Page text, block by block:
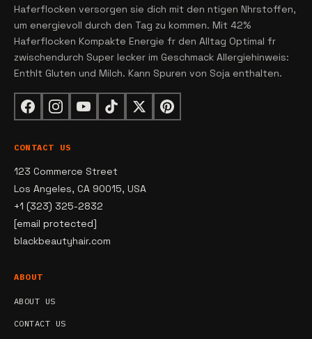
Haferflocken versorgen sie dich mit den ntigen Nhrstoffen,
um energievoll durch den Tag zu kommen. Mit 42%
Haferflocken Kompakte Energie fr den Alltag Optimal fr
zwischendurch Super lecker im Geschmack Allergiehinweis:
Enthlt Gluten und Milch. Kann Spuren von Soja enthalten.
CONTACT US
123 Commerce Street
Los Angeles, CA 90015, USA
+1 (323) 325-2832
[email protected]
blackbeautyhair.com
ABOUT
ABOUT US
CONTACT US